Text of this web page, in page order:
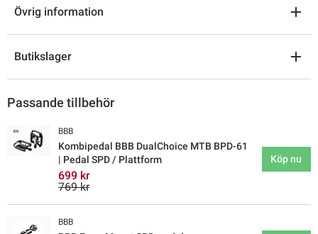
Övrig information
Butikslager
Passande tillbehör
BBB
Kombipedal BBB DualChoice MTB BPD-61
| Pedal SPD / Plattform
699 kr
769 kr
Köp nu
BBB